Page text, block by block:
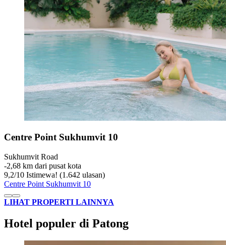
Centre Point Sukhumvit 10
Sukhumvit Road
‐2,68 km dari pusat kota
9,2/10 Istimewa! (1.642 ulasan)
Centre Point Sukhumvit 10
LIHAT PROPERTI LAINNYA
Hotel populer di Patong